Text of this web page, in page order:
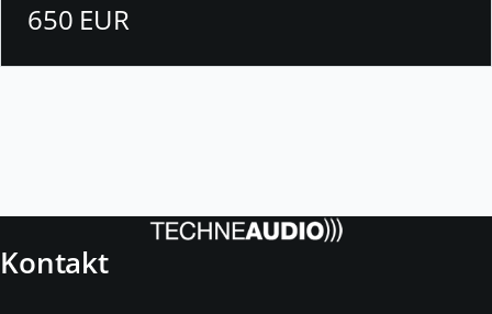
650 EUR
Kontakt